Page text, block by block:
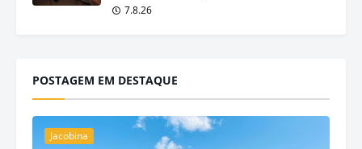
7.8.26
POSTAGEM EM DESTAQUE
Jacobina